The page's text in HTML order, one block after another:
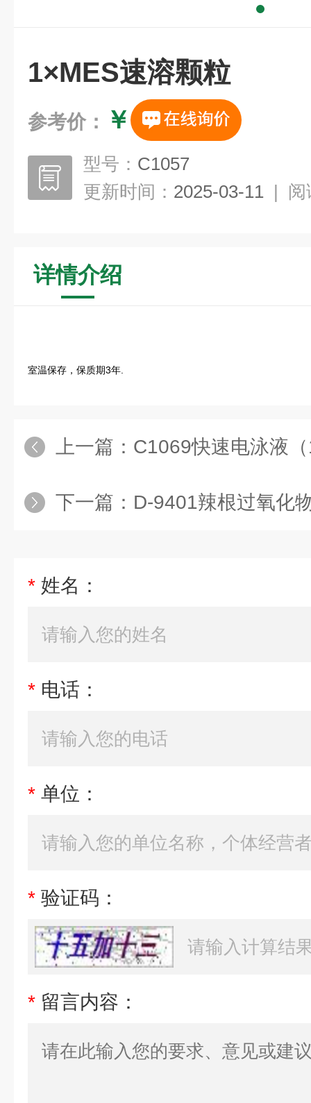
1×MES速溶颗粒
参考价： ￥
型号： C1057
更新时间： 2025-03-11 | 阅
详情介绍
室温保存，保质期3年.
上一篇： C1069快速电泳液
下一篇： D-9401辣根过氧化
* 姓名：
* 电话：
* 单位：
* 验证码：
* 留言内容：